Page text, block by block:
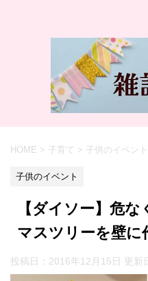
HOME > 子育て > 子供のイベント
子供のイベント
【ダイソー】危
マスツリーを壁に
投稿日：2016年12月15日 更新